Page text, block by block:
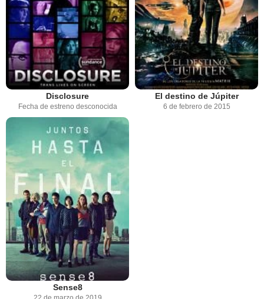
Disclosure
Fecha de estreno desconocida
El destino de Júpiter
6 de febrero de 2015
Sense8